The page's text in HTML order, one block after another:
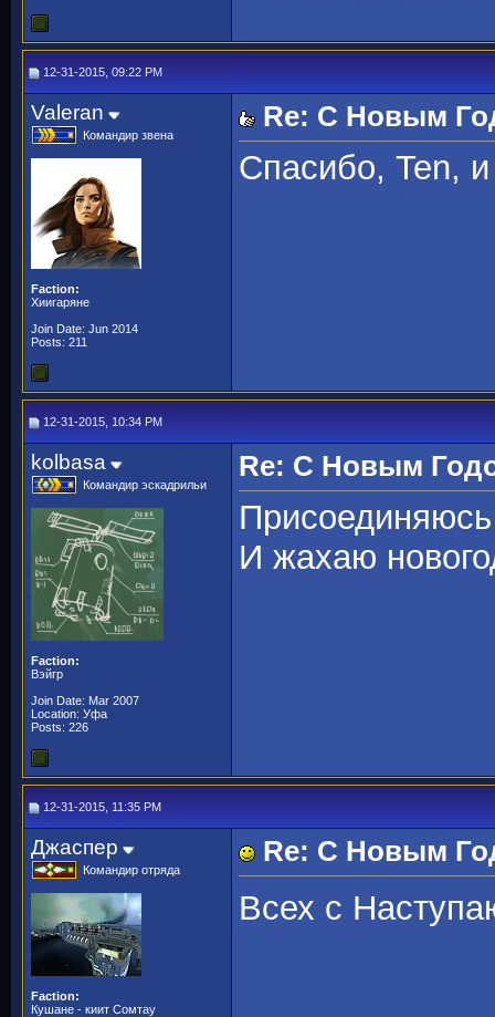
12-31-2015, 09:22 PM
Valeran
Командир звена
Faction:
Хиигаряне
Join Date: Jun 2014
Posts: 211
Re: С Новым
Спасибо, Ten,
12-31-2015, 10:34 PM
kolbasa
Командир эскадрильи
Faction:
Вэйгр
Join Date: Mar 2007
Location: Уфа
Posts: 226
Re: С Новым
И жахаю
12-31-2015, 11:35 PM
Джаспер
Командир отряда
Faction:
Кушане - киит Сомтау
Re: С Новым
Всех с